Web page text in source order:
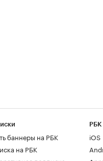
баннеры на РБК
на РБК
РБК
iOS